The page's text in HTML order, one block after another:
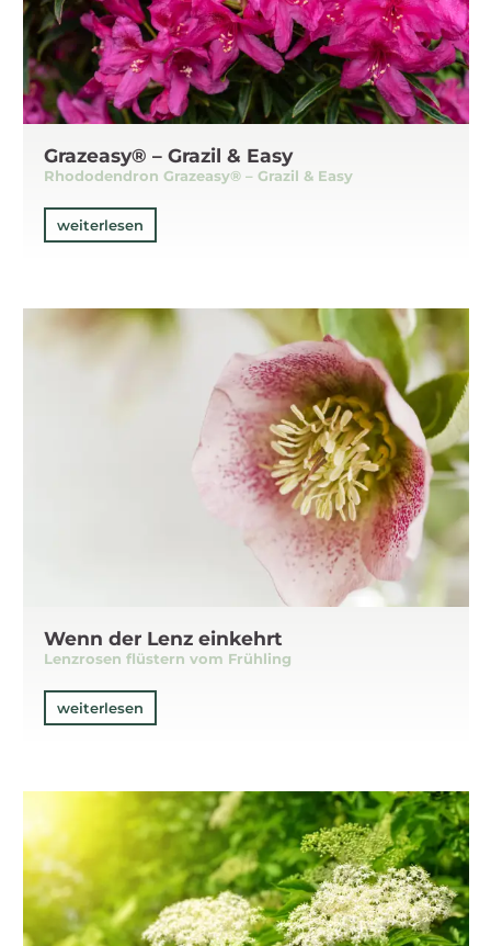
Grazeasy® – Grazil & Easy
Rhododendron Grazeasy® – Grazil & Easy
weiterlesen
Wenn der Lenz einkehrt
Lenzrosen flüstern vom Frühling
weiterlesen